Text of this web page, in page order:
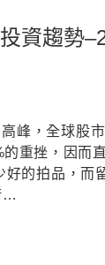
資趨勢
峰，全球股
重挫，因而
的拍品，而
…